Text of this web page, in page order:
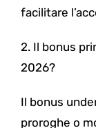
facilitare
2. Il bonus
2026?
Il bonus
proroghe o